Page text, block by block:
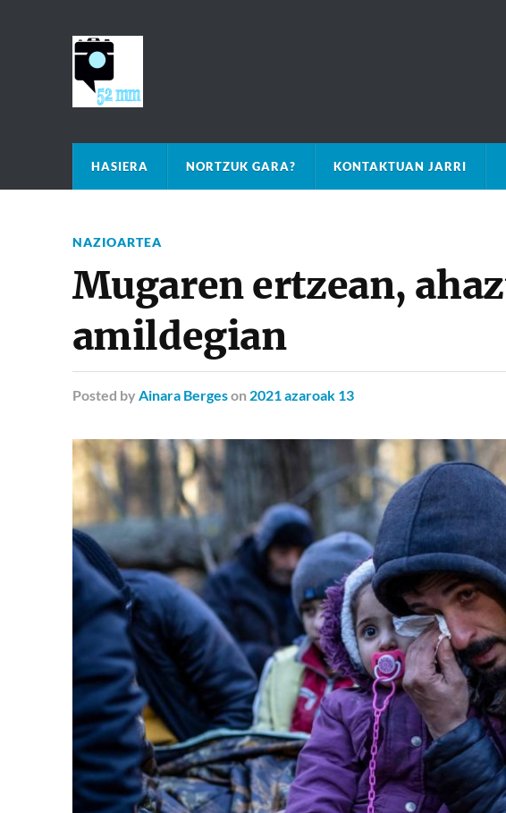
HASIERA NORTZUK GARA? KONTAKTUAN JARRI
NAZIOARTEA
Mugaren ertzean,
amildegian
Posted by Ainara Bergeson 2021 azaroak 13